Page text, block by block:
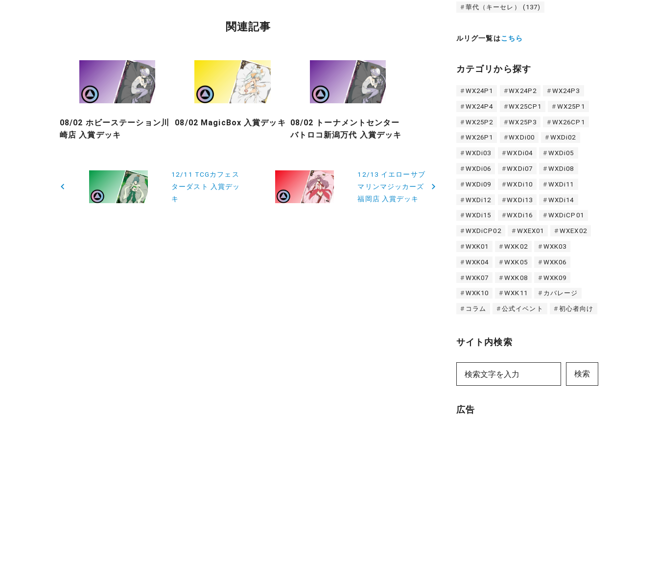
関連記事
08/02 ホビーステーション川
崎店 入賞デッキ
08/02 MagicBox 入賞デッキ
08/02 トーナメントセンター
バトロコ新潟万代 入賞デッキ
稿
12/11 TCGカフェス
ターダスト 入賞デッ
キ
12/13 イエローサブ
マリンマジッカーズ
福岡店 入賞デッキ
華代（キーセレ） (137)
ルリグ一覧はこちら
カテゴリから探す
WX24P1 WX24P2 WX24P3
WX24P4 WX25CP1 WX25P1
WX25P2 WX25P3 WX26CP1
WX26P1 WXDi00 WXDi02
WXDi03 WXDi04 WXDi05
WXDi06 WXDi07 WXDi08
WXDi09 WXDi10 WXDi11
WXDi12 WXDi13 WXDi14
WXDi15 WXDi16 WXDiCP01
WXDiCP02 WXEX01 WXEX02
WXK01 WXK02 WXK03
WXK04 WXK05 WXK06
WXK07 WXK08 WXK09
WXK10 WXK11 カバレージ
コラム 公式イベント 初心者向け
サイト内検索
検索
広告